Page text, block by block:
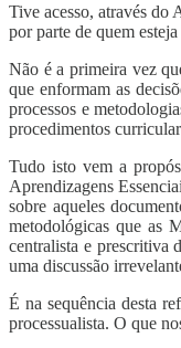
Tive acesso, através do
por parte de quem
Não é a primeira vez
que enformam as
processos e
procedimentos
Tudo isto vem a
Aprendizagens
sobre aqueles
metodológicas que as
centralista e prescritiva
uma discussão
É na sequência desta
processualista. O que